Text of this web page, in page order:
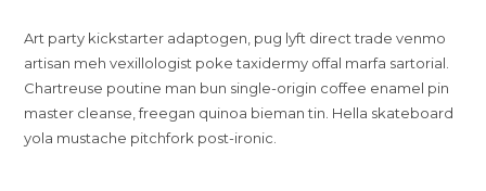
Art party kickstarter adaptogen, pug lyft direct trade venmo
artisan meh vexillologist poke taxidermy offal marfa sartorial.
Chartreuse poutine man bun single-origin coffee enamel pin
master cleanse, freegan quinoa bieman tin. Hella skateboard
yola mustache pitchfork post-ironic.